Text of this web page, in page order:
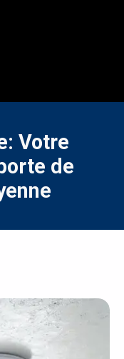
Votre
de